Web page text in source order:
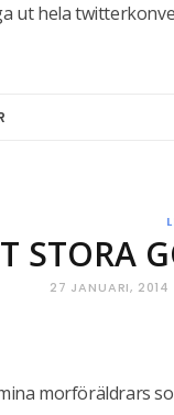
ut hela
STORA
27 JANUARI, 2014
morföräldrars